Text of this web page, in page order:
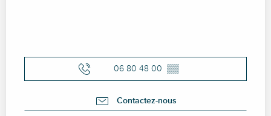
06 80 48 00 ▒▒
Contactez-nous